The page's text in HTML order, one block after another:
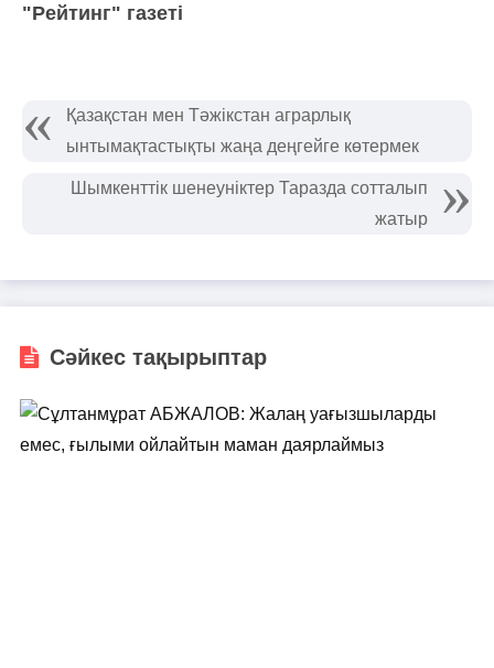
"Рейтинг" газеті
Қазақстан мен Тәжікстан аграрлық
ынтымақтастықты жаңа деңгейге көтермек
Шымкенттік шенеуніктер Таразда сотталып
жатыр
Сәйкес тақырыптар